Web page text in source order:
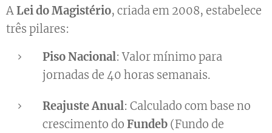
ALei do Magistério, criada em 2008, estabelece
três pilares:
Piso Nacional: Valor mínimo para
jornadas de 40 horas semanais.
Reajuste Anual: Calculado com base no
crescimento do Fundeb (Fundo de